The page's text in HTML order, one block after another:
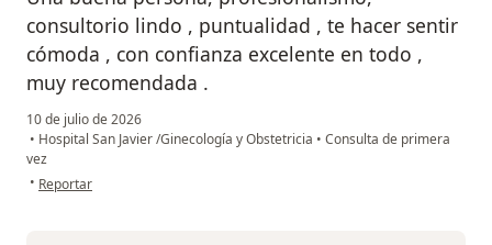
consultorio lindo , puntualidad , te hacer sentir
cómoda , con confianza excelente en todo ,
muy recomendada .
10 de julio de 2026
• Hospital San Javier /Ginecología y Obstetricia • Consulta de primera
vez
• en opinión del usuario Blanca
Reportar